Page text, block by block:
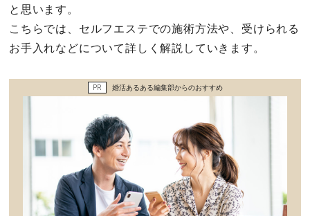
グルメ
趣味・旅行
セックスライフ
心の処方箋
と思います。
こちらでは、セルフエステでの施術方法や、受けられる
お手入れなどについて詳しく解説していきます。
PR 婚活あるある編集部からのおすすめ